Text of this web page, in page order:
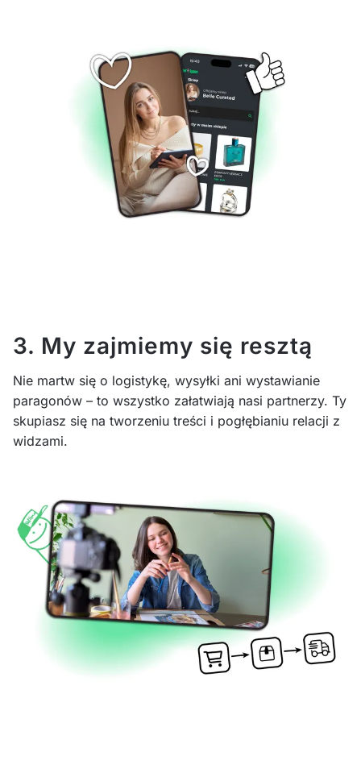
3. My zajmiemy się resztą
Nie martw się o logistykę, wysyłki ani wystawianie
paragonów – to wszystko załatwiają nasi partnerzy. Ty
skupiasz się na tworzeniu treści i pogłębianiu relacji z
widzami.